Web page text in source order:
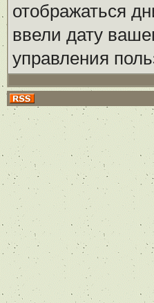
отображаться
ввели дату
управления